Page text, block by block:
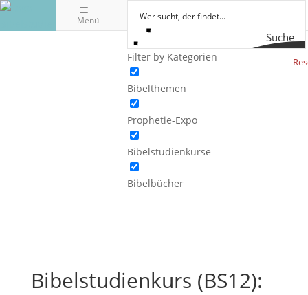
Menü
Suche
Filter by Kategorien
Bibelthemen
Prophetie-Expo
Bibelstudienkurse
Bibelbücher
Bibelstudienkurs (BS12):